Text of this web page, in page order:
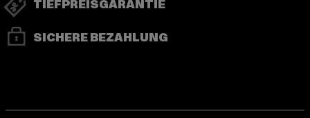
TIEFPREISGARANTIE
SICHERE BEZAHLUNG